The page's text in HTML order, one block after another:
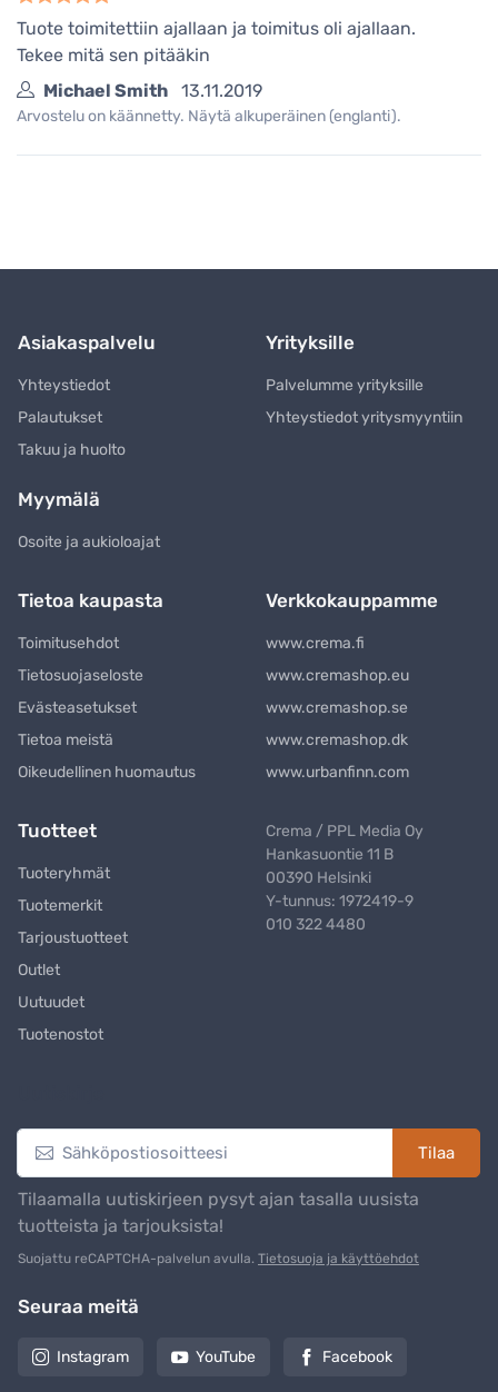
Tuote toimitettiin ajallaan ja toimitus oli ajallaan.
Tekee mitä sen pitääkin
Michael Smith
13.11.2019
Arvostelu on käännetty. Näytä alkuperäinen (englanti).
Asiakaspalvelu
Yhteystiedot
Palautukset
Takuu ja huolto
Yrityksille
Palvelumme yrityksille
Yhteystiedot yritysmyyntiin
Myymälä
Osoite ja aukioloajat
Tietoa kaupasta
Toimitusehdot
Tietosuojaseloste
Evästeasetukset
Tietoa meistä
Oikeudellinen huomautus
Verkkokauppamme
www.crema.fi
www.cremashop.eu
www.cremashop.se
www.cremashop.dk
www.urbanfinn.com
Tuotteet
Tuoteryhmät
Tuotemerkit
Tarjoustuotteet
Outlet
Uutuudet
Tuotenostot
Crema / PPL Media Oy
Hankasuontie 11 B
00390 Helsinki
Y-tunnus: 1972419-9
010 322 4480
Tilaa
Tilaamalla uutiskirjeen pysyt ajan tasalla uusista
tuotteista ja tarjouksista!
Suojattu reCAPTCHA-palvelun avulla. Tietosuoja ja käyttöehdot
Seuraa meitä
Instagram YouTube Facebook